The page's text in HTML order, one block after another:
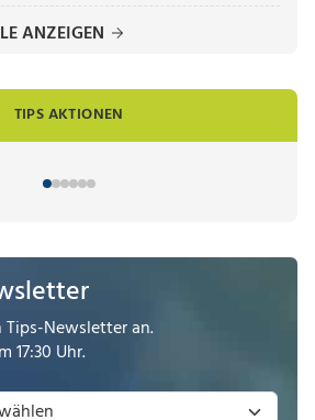
ANZEIGEN
TIPS AKTIONEN
Newsletter an.
17:30 Uhr.